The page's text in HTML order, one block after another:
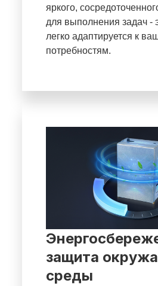
яркого,
для выполнения задач -
легко адаптируется к
потребностям.
защита
среды